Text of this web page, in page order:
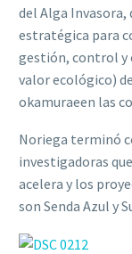
del Alga Invasora,
estratégica para
gestión, control y
valor ecológico)
okamuraeen las
Noriega terminó
investigadoras
acelera y los
son Senda Azul y